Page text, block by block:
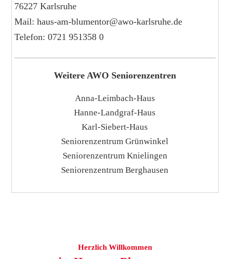
Herzlich Willkommen
76227 Karlsruhe
Mail: haus-am-blumentor@awo-karlsruhe.de
Telefon: 0721 951358 0
Weitere AWO Seniorenzentren
Anna-Leimbach-Haus
Hanne-Landgraf-Haus
Karl-Siebert-Haus
Seniorenzentrum Grünwinkel
Seniorenzentrum Knielingen
Seniorenzentrum Berghausen